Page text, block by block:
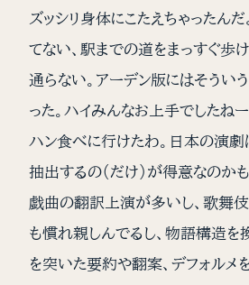
ズッシリ身体にこたえちゃったん
てない、駅までの道をまっすぐ歩
通らない。アーデン版にはそうい
った。ハイみんなお上手でしたね
ハン食べに行けたわ。日本の演劇
抽出するの（だけ）が得意なのか
戯曲の翻訳上演が多いし、歌舞
も慣れ親しんでるし、物語構造を
を突いた要約や翻案、デフォルメ